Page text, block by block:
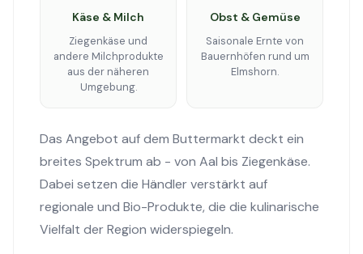
Käse & Milch
Ziegenkäse und
andere Milchprodukte
aus der näheren
Umgebung.
Obst & Gemüse
Saisonale Ernte von
Bauernhöfen rund um
Elmshorn.
Das Angebot auf dem Buttermarkt deckt ein
breites Spektrum ab - von Aal bis Ziegenkäse.
Dabei setzen die Händler verstärkt auf
regionale und Bio-Produkte, die die kulinarische
Vielfalt der Region widerspiegeln.